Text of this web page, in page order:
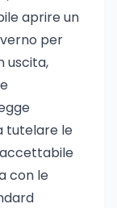
aprire un
per
uscita,
tutelare le
con le